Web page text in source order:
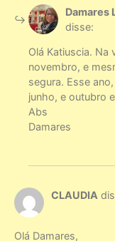
Damares
disse:
Olá Katiuscia.
novembro, e
segura. Esse
junho, e outubro
Abs
Damares
CLAUDIA
Olá Damares,